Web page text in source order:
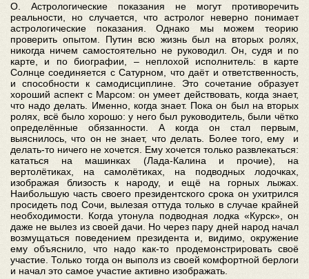
О. Астрологические показания не могут противоречить
реальности, но случается, что астролог неверно понимает
астрологические показания. Однако мы можем теорию
проверить опытом. Путин всю жизнь был на вторых ролях,
никогда ничем самостоятельно не руководил. Он, судя и по
карте, и по биографии, – неплохой исполнитель: в карте
Солнце соединяется с Сатурном, что даёт и ответственность,
и способности к самодисциплине. Это сочетание образует
хороший аспект с Марсом: он умеет действовать, когда знает,
что надо делать. Именно, когда знает. Пока он был на вторых
ролях, всё было хорошо: у него был руководитель, были чётко
определённые обязанности. А когда он стал первым,
выяснилось, что он не знает, что делать. Более того, ему и
делать-то ничего не хочется. Ему хочется только развлекаться:
кататься на машинках (Лада-Калина и прочие), на
вертолётиках, на самолётиках, на подводных лодочках,
изображая близость к народу, и ещё на горных лыжах.
Наибольшую часть своего президентского срока он ухитрился
просидеть под Сочи, вылезая оттуда только в случае крайней
необходимости. Когда утонула подводная лодка «Курск», он
даже не вылез из своей дачи. Но через пару дней народ начал
возмущаться поведением президента и, видимо, окружение
ему объяснило, что надо как-то продемонстрировать своё
участие. Только тогда он выполз из своей комфортной берлоги
и начал это самое участие активно изображать.